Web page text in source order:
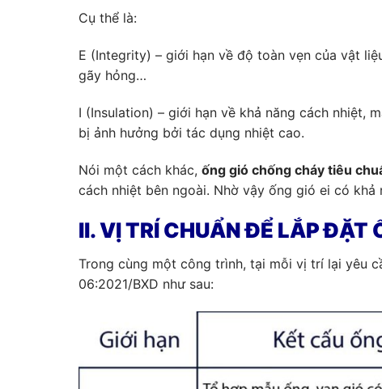
Cụ thể là:
E (Integrity) – giới hạn về độ toàn vẹn của vật
gãy hỏng…
I (Insulation) – giới hạn về khả năng cách nhiệt,
bị ảnh hưởng bởi tác dụng nhiệt cao.
Nói một cách khác, ống gió chống cháy tiêu
cách nhiệt bên ngoài. Nhờ vậy ống gió ei có khả
II. VỊ TRÍ CHUẨN ĐỂ LẮP ĐẶT
Trong cùng một công trình, tại mỗi vị trí lại yêu
06:2021/BXD như sau: